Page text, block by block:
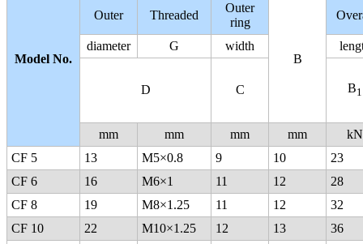
Model No.
Outer Threaded
Outer
ring
B
diameter G width
D C B1
mm mm mm mm
kN
CF 5
13 M5×0.8 9 10
23
CF 6
16 M6×1 11 12
28
CF 8
19 M8×1.25 11 12
32
CF 10
22 M10×1.25 12 13
36